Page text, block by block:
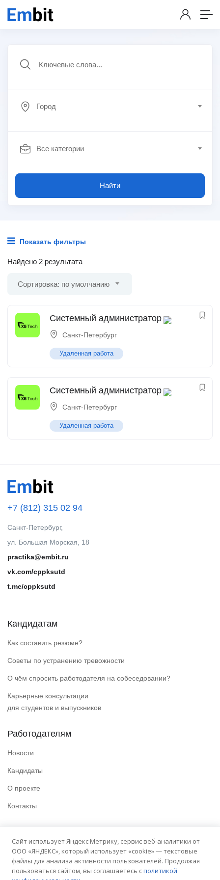
Город
Все категории
Найти
Показать фильтры
Найдено 2 результата
Сортировка: по умолчанию
Системный администратор
Санкт-Петербург
Удаленная работа
Системный администратор
Санкт-Петербург
Удаленная работа
+7 (812) 315 02 94
Санкт-Петербург,
ул. Большая Морская, 18
practika@embit.ru
vk.com/cppksutd
t.me/cppksutd
Кандидатам
Как составить резюме?
Советы по устранению тревожности
О чём спросить работодателя на собеседовании?
Карьерные консультации
для студентов и выпускников
Работодателям
Новости
Кандидаты
О проекте
Контакты
Политика конфиденциальности
Условия использования
Сайт использует Яндекс Метрику, сервис веб-аналитики от
ООО «ЯНДЕКС», который использует «cookie» — текстовые
файлы для анализа активности пользователей. Продолжая
пользоваться сайтом, вы соглашаетесь сполитикой